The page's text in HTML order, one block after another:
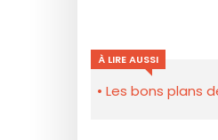
À LIRE AUSSI
Les bons plans